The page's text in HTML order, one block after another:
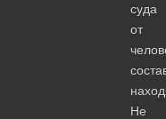
суда
от
Не